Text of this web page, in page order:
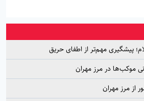
پیشگیری مهم‌تر از اطفای حریق
موکب‌ها در مرز مهران
از مرز مهران